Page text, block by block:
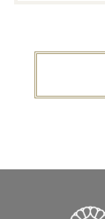
け #漢字